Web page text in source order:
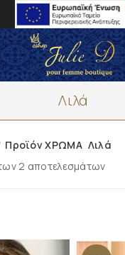
Λιλά
Προϊόν ΧΡΩΜΑ Λιλά
2 αποτελεσμάτων